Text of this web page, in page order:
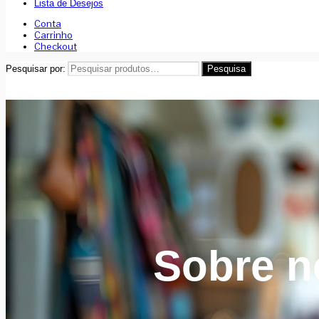
Lista de Desejos
Conta
Carrinho
Checkout
Pesquisar por: Pesquisa
Sobre